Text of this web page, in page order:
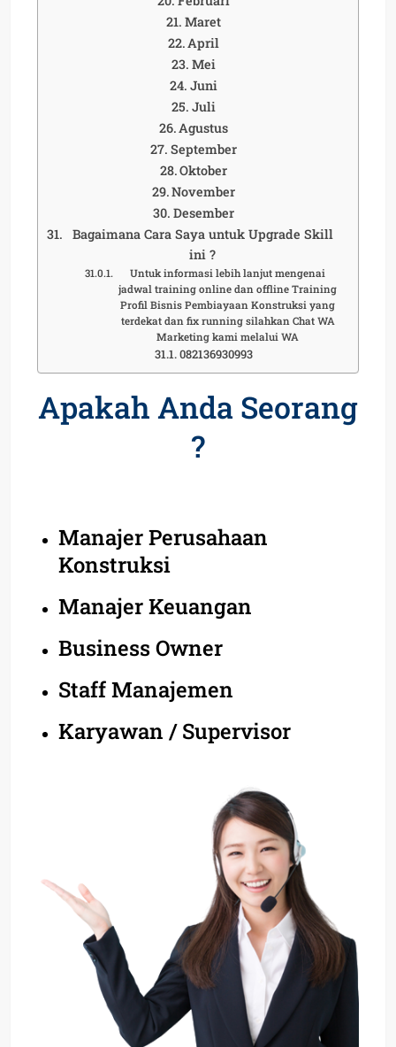
Maret
April
Mei
Juni
Juli
Agustus
September
Oktober
November
Desember
Bagaimana Cara Saya untuk Upgrade Skill
ini ?
Untuk informasi lebih lanjut mengenai
jadwal training online dan offline Training
Profil Bisnis Pembiayaan Konstruksi yang
terdekat dan fix running silahkan Chat WA
Marketing kami melalui WA
082136930993
Apakah Anda Seorang
?
Manajer Perusahaan
Konstruksi
Manajer Keuangan
Business Owner
Staff Manajemen
Karyawan / Supervisor